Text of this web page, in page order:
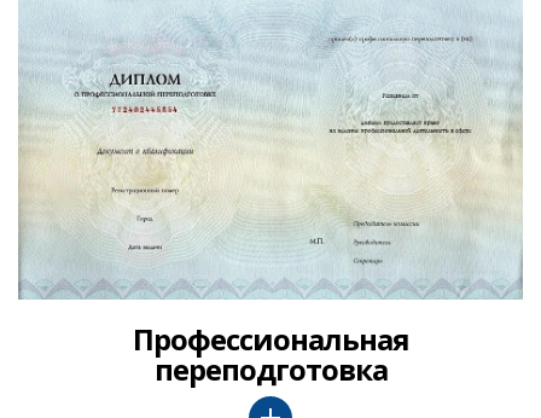
Профессиональная
переподготовка